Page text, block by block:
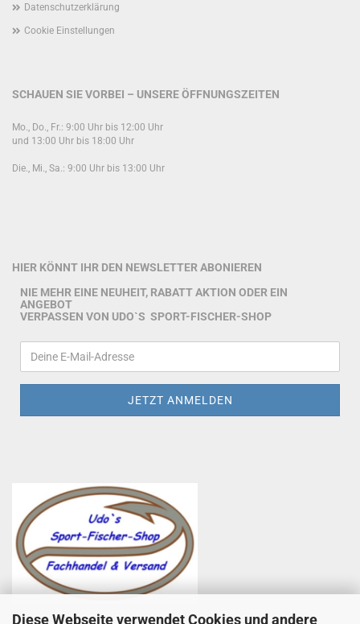
Diese Webseite verwendet Cookies und andere
Datenschutzerklärung
Cookie Einstellungen
SCHAUEN SIE VORBEI – UNSERE ÖFFNUNGSZEITEN
Mo., Do., Fr.: 9:00 Uhr bis 12:00 Uhr
und 13:00 Uhr bis 18:00 Uhr
Die., Mi., Sa.: 9:00 Uhr bis 13:00 Uhr
HIER KÖNNT IHR DEN NEWSLETTER ABONIEREN
NIE MEHR EINE NEUHEIT, RABATT AKTION ODER EIN
ANGEBOT
VERPASSEN VON UDO`S SPORT-FISCHER-SHOP